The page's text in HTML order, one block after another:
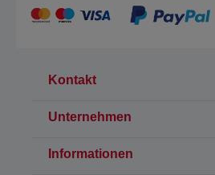
Kontakt
Unternehmen
Informationen